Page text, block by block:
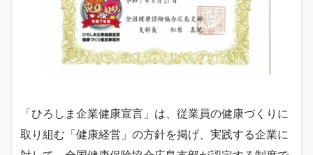
「ひろしま企業健康宣言」は、従業員の健康づくりに
取り組む「健康経営」の方針を掲げ、実践する企業に